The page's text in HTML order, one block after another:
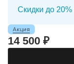
Скидки до
Акция
14 500 ₽